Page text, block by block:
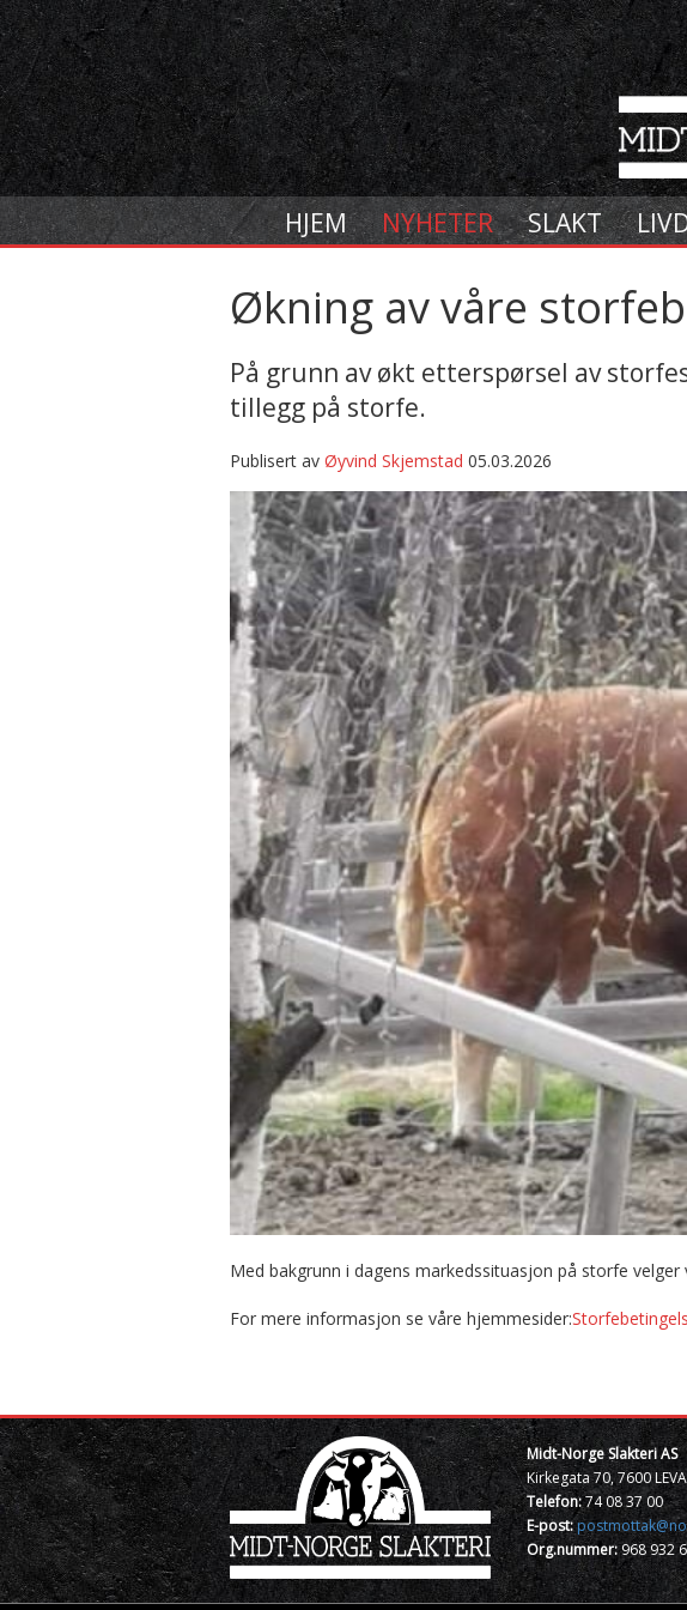
HJEM NYHETER SLAKT
Økning av våre
På grunn av økt etterspørsel av
tillegg på storfe.
Publisert av Øyvind Skjemstad 05.03.2026
Med bakgrunn i dagens markedssituasjon på storfe
For mere informasjon se våre hjemmesider:
Midt-Norge Slakteri AS
Kirkegata 70, 7600
Telefon:74 08 37 00
E-post:
Org.nummer:968 932